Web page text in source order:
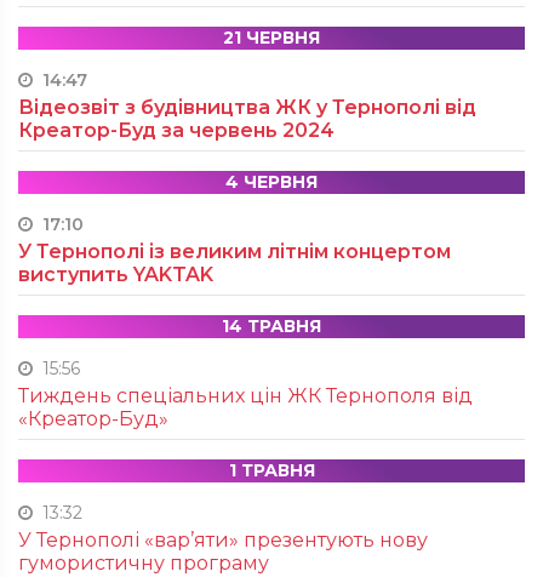
21 ЧЕРВНЯ
14:47
Відеозвіт з будівництва ЖК у Тернополі від
Креатор-Буд за червень 2024
4 ЧЕРВНЯ
17:10
У Тернополі із великим літнім концертом
виступить YAKTAK
14 ТРАВНЯ
15:56
Тиждень спеціальних цін ЖК Тернополя від
«Креатор-Буд»
1 ТРАВНЯ
13:32
У Тернополі «вар’яти» презентують нову
гумористичну програму